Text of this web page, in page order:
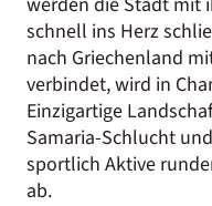
schnell ins Herz
nach Griechenland
verbindet, wird in
Einzigartige
Samaria-Schlucht
sportlich Aktive
ab.